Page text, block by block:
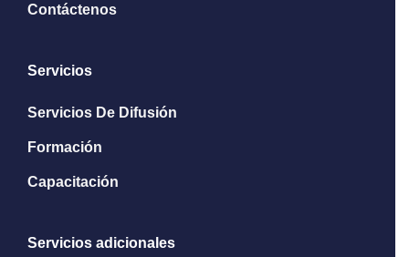
Contáctenos
Servicios
Servicios De Difusión
Formación
Capacitación
Servicios adicionales